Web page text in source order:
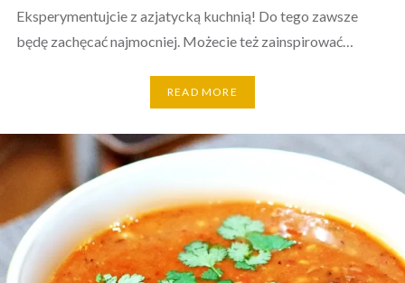
Eksperymentujcie z azjatycką kuchnią! Do tego zawsze
będę zachęcać najmocniej. Możecie też zainspirować…
READ MORE